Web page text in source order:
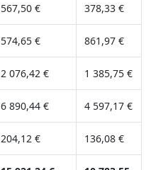
567,50 € 378,33 €
574,65 € 861,97 €
2 076,42 € 1 385,75 €
6 890,44 € 4 597,17 €
204,12 € 136,08 €